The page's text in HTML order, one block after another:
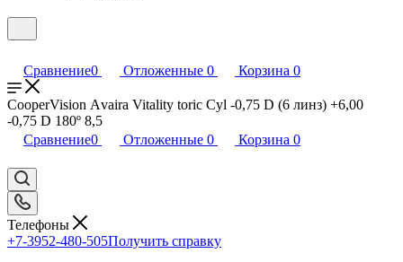
Сравнение0 Отложенные 0 Корзина 0
CooperVision Аvaira Vitality toric Cyl -0,75 D (6 линз) +6,00
-0,75 D 180º 8,5
Сравнение0 Отложенные 0 Корзина 0
Телефоны
+7-3952-480-505Получить справку